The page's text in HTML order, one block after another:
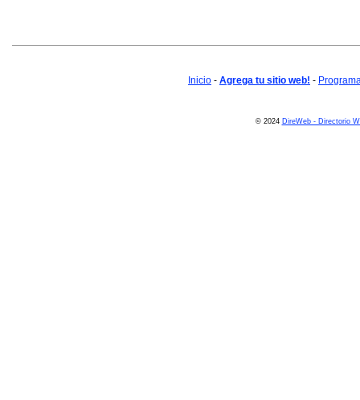
Inicio - Agrega tu sitio web! -
© 2024 DireWeb - Directorio